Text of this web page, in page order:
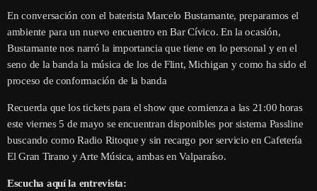
En conversación con el baterista Marcelo Bustamante, preparamos el
ambiente para un nuevo encuentro en Bar Cívico. En la ocasión,
Bustamante nos narró la importancia que tiene en lo personal y en el
seno de la banda la música de los de Flint, Michigan y como ha sido el
proceso de conformación de la banda
Recuerda que los tickets para el show que comienza a las 21:00 horas
este viernes 5 de mayo se encuentran disponibles por sistema Passline
buscando como Radio Ritoque y sin recargo por servicio en Cafetería
El Gran Tirano y Arte Música, ambas en Valparaíso.
Escucha aquí la entrevista: